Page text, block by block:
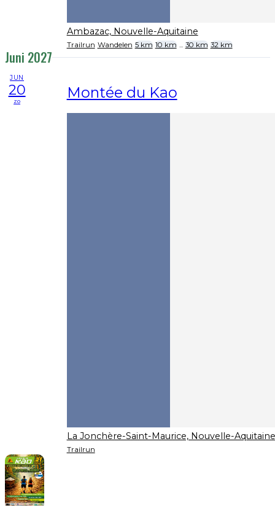
Ambazac, Nouvelle-Aquitaine
Trailrun Wandelen 5 km 10 km ... 30 km 32 km
Juni 2027
JUN
20
zo Montée du Kao
La Jonchère-Saint-Maurice, Nouvelle-Aquitaine
Trailrun